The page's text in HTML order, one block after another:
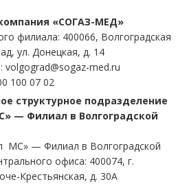
«СОГАЗ-МЕД»
филиала: 400066, Волгоградская
ул. Донецкая, д. 14
volgograd@sogaz-med.ru
100 07 02
структурное подразделение
— Филиал в Волгоградской
МС» — Филиал в Волгоградской
офиса: 400074, г.
Крестьянская, д. 30А